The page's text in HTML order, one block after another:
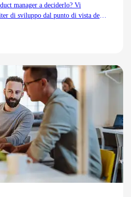
manager a deciderlo? Vi
di sviluppo dal punto di vista del